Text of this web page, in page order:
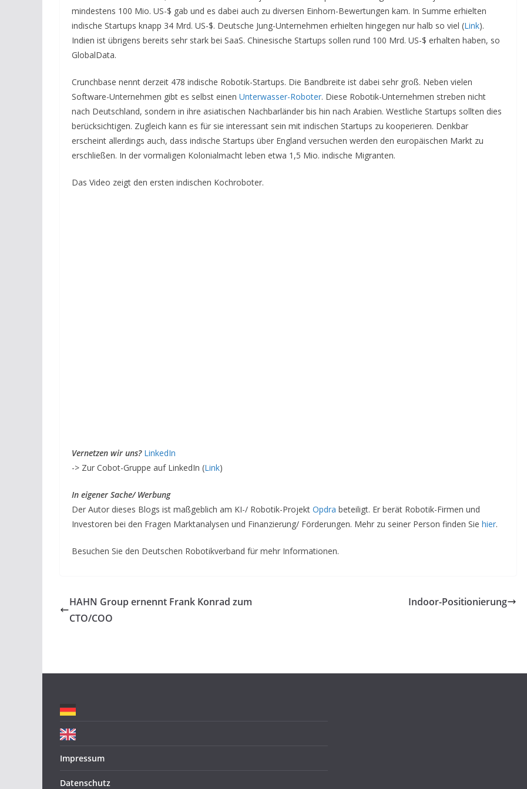
mindestens 100 Mio. US-$ gab und es dabei auch zu diversen Einhorn-Bewertungen kam. In Summe erhielten
indische Startups knapp 34 Mrd. US-$. Deutsche Jung-Unternehmen erhielten hingegen nur halb so viel (Link).
Indien ist übrigens bereits sehr stark bei SaaS. Chinesische Startups sollen rund 100 Mrd. US-$ erhalten haben, so
GlobalData.
Crunchbase nennt derzeit 478 indische Robotik-Startups. Die Bandbreite ist dabei sehr groß. Neben vielen
Software-Unternehmen gibt es selbst einen Unterwasser-Roboter. Diese Robotik-Unternehmen streben nicht
nach Deutschland, sondern in ihre asiatischen Nachbarländer bis hin nach Arabien. Westliche Startups sollten dies
berücksichtigen. Zugleich kann es für sie interessant sein mit indischen Startups zu kooperieren. Denkbar
erscheint allerdings auch, dass indische Startups über England versuchen werden den europäischen Markt zu
erschließen. In der vormaligen Kolonialmacht leben etwa 1,5 Mio. indische Migranten.
Das Video zeigt den ersten indischen Kochroboter.
Vernetzen wir uns? LinkedIn
-> Zur Cobot-Gruppe auf LinkedIn (Link)
In eigener Sache/ Werbung
Der Autor dieses Blogs ist maßgeblich am KI-/ Robotik-Projekt Opdra beteiligt. Er berät Robotik-Firmen und
Investoren bei den Fragen Marktanalysen und Finanzierung/ Förderungen. Mehr zu seiner Person finden Sie hier.
Besuchen Sie den Deutschen Robotikverband für mehr Informationen.
HAHN Group ernennt Frank Konrad zum
CTO/COO
Indoor-Positionierung
Impressum
Datenschutz